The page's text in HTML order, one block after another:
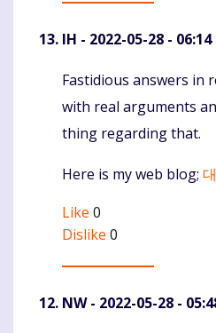
IH - 2022-05-28 - 06:14
Komentaras
Fastidious answers in
with real arguments
thing regarding that.
Here is my web blog;
Like 0
Dislike 0
NW- 2022-05-28 -